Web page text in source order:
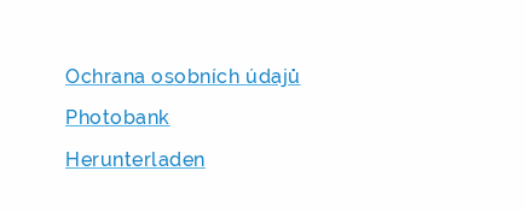
Ochrana osobních údajů
Photobank
Herunterladen